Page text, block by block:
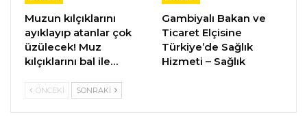
Muzun kılçıklarını
ayıklayıp atanlar çok
üzülecek! Muz
kılçıklarını bal ile…
Gambiyalı Bakan ve
Ticaret Elçisine
Türkiye’de Sağlık
Hizmeti – Sağlık
ÖNCEKI SONRAKI